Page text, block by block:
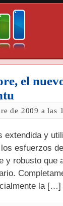
el
de 2009 a las
extendida y
esfuerzos
y robusto que
la […]